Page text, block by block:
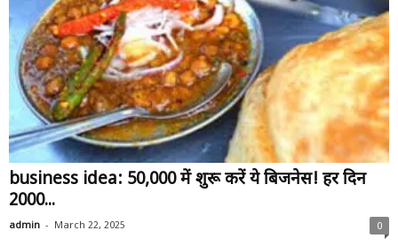
business idea: ₹50,000 में शुरू करें ये बिजनेस! हर दिन
₹2000...
admin - March 22, 2025 0